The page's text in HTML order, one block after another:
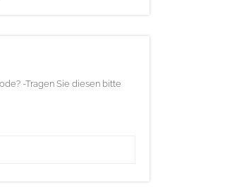
-Tragen Sie diesen bitte